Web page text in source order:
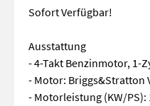
Sofort Verfügbar!
Ausstattung
- 4-Takt Benzinmotor, 1-
- Motor: Briggs&Stratton
- Motorleistung (KW/PS):